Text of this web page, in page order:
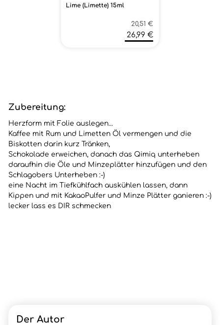
Lime (Limette) 15ml
20,51 €
26,99 €
Zubereitung:
Herzform mit Folie auslegen...
Kaffee mit Rum und Limetten Öl vermengen und die
Biskotten darin kurz Tränken,
Schokolade erweichen, danach das Qimiq unterheben
daraufhin die Öle und Minzeplätter hinzufügen und den
Schlagobers Unterheben :-)
eine Nacht im Tiefkühlfach auskühlen lassen, dann
Kippen und mit KakaoPulfer und Minze Plätter ganieren :-)
lecker lass es DIR schmecken
Der Autor